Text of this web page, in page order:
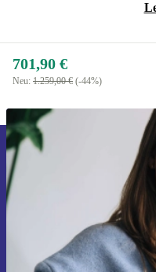
701,90 €
Neu: 1.259,00 € (-44%)
Erstmals
15 €
Verpasse